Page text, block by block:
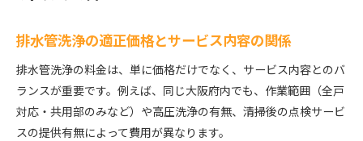
排水管洗浄の適正価格とサービス内容の関係
排水管洗浄の料金は、単に価格だけでなく、サービス内容とのバ
ランスが重要です。例えば、同じ大阪府内でも、作業範囲（全戸
対応・共用部のみなど）や高圧洗浄の有無、清掃後の点検サービ
スの提供有無によって費用が異なります。